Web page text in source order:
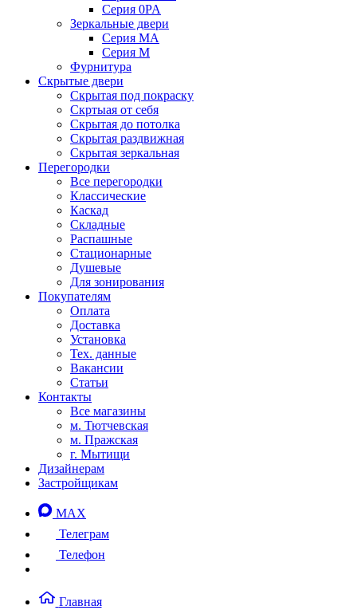
Серия 0PA
Зеркальные двери
Серия MA
Серия M
Фурнитура
Скрытые двери
Скрытая под покраску
Скртыая от себя
Скрытая до потолка
Скрытая раздвижная
Скрытая зеркальная
Перегородки
Все перегородки
Классические
Каскад
Складные
Распашные
Стационарные
Душевые
Для зонирования
Покупателям
Оплата
Доставка
Установка
Тех. данные
Вакансии
Статьи
Контакты
Все магазины
м. Тютчевская
м. Пражская
г. Мытищи
Дизайнерам
Застройщикам
MAX
Телеграм
Телефон
Главная